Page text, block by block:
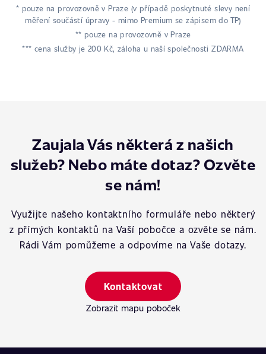
* pouze na provozovně v Praze (v případě poskytnuté slevy není
měření součástí úpravy - mimo Premium se zápisem do TP)
** pouze na provozovně v Praze
*** cena služby je 200 Kč, záloha u naší společnosti ZDARMA
Zaujala Vás některá z našich
služeb? Nebo máte dotaz? Ozvěte
se nám!
Využijte našeho kontaktního formuláře nebo některý
z přímých kontaktů na Vaší pobočce a ozvěte se nám.
Rádi Vám pomůžeme a odpovíme na Vaše dotazy.
Kontaktovat
Zobrazit mapu poboček